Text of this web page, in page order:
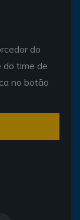
do
do time de
no botão